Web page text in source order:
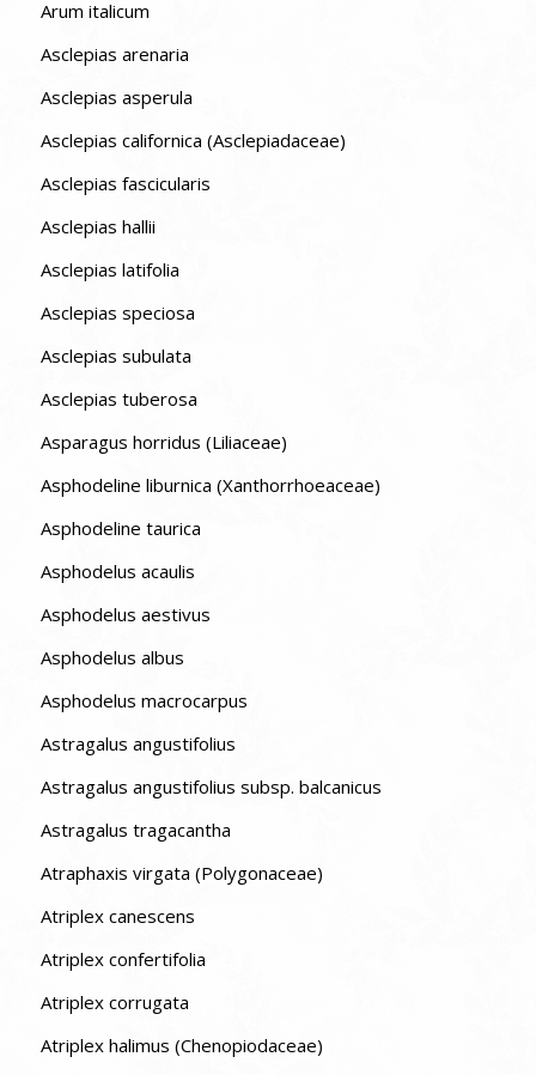
Arum italicum
Asclepias arenaria
Asclepias asperula
Asclepias californica (Asclepiadaceae)
Asclepias fascicularis
Asclepias hallii
Asclepias latifolia
Asclepias speciosa
Asclepias subulata
Asclepias tuberosa
Asparagus horridus (Liliaceae)
Asphodeline liburnica (Xanthorrhoeaceae)
Asphodeline taurica
Asphodelus acaulis
Asphodelus aestivus
Asphodelus albus
Asphodelus macrocarpus
Astragalus angustifolius
Astragalus angustifolius subsp. balcanicus
Astragalus tragacantha
Atraphaxis virgata (Polygonaceae)
Atriplex canescens
Atriplex confertifolia
Atriplex corrugata
Atriplex halimus (Chenopiodaceae)